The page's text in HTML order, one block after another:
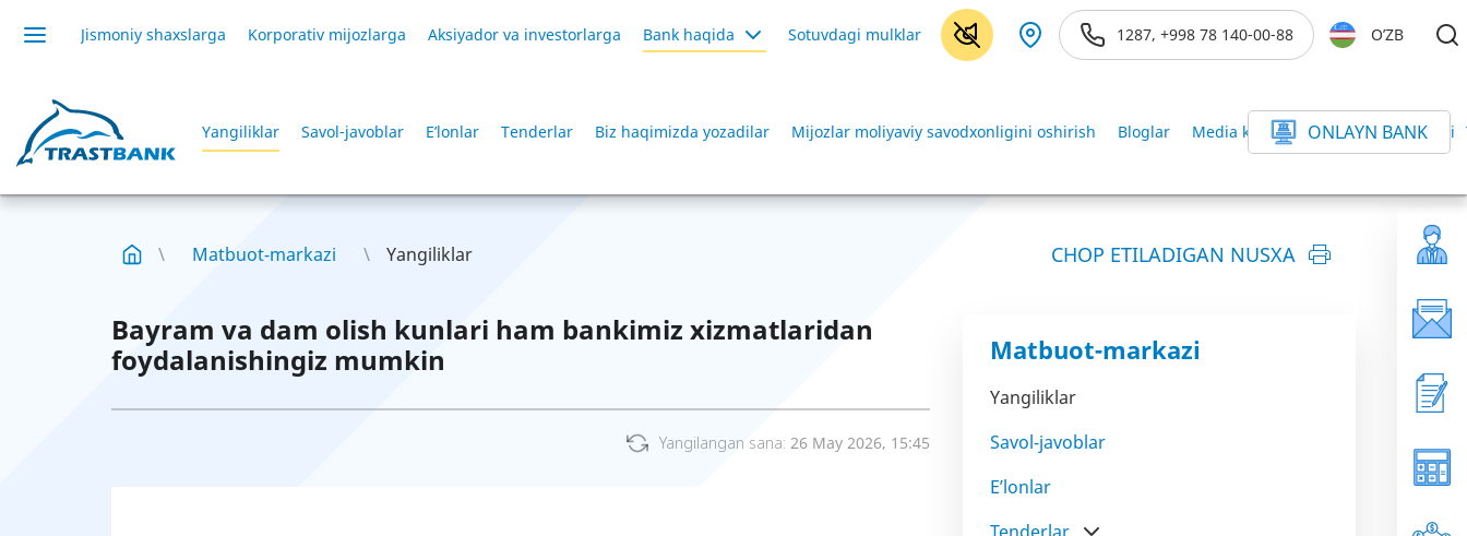
Jismoniy shaxslarga Korporativ mijozlarga Aksiyador va investorlarga Bank haqida Sotuvdagi mulklar 1287, +998 78 140-00-88 O’ZB
Yangiliklar Savol-javoblar E’lonlar Tenderlar Biz haqimizda yozadilar Mijozlar moliyaviy savodxonligini oshirish Bloglar Media kutubxona Axborot xizmati
ONLAYN BANK
Matbuot-markazi Yangiliklar CHOP ETILADIGAN NUSXA
Bayram va dam olish kunlari ham bankimiz xizmatlaridan
foydalanishingiz mumkin
Yangilangan sana: 26 May 2026, 15:45
Matbuot-markazi
Yangiliklar
Savol-javoblar
E’lonlar